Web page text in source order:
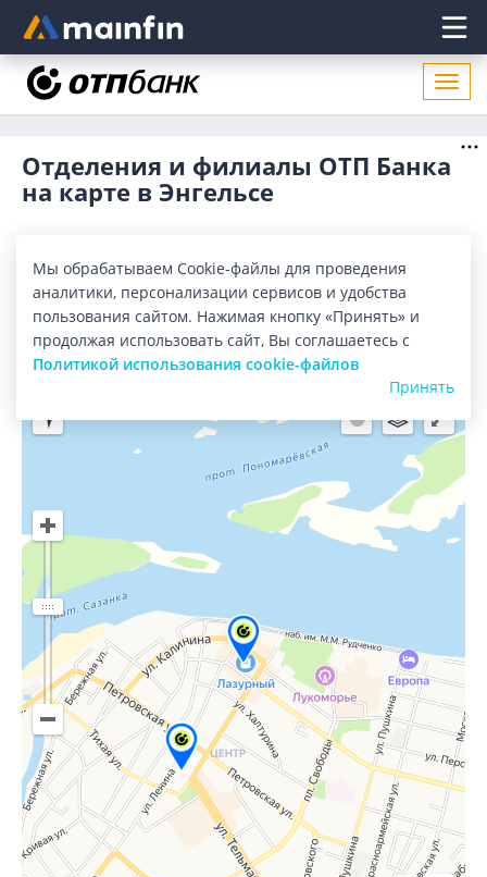
Главное меню
Отделения и филиалы ОТП Банка
на карте в Энгельсе
Город:Энгельс
Мы обрабатываем Cookie-файлы для проведения
аналитики, персонализации сервисов и удобства
пользования сайтом. Нажимая кнопку «Принять» и
продолжая использовать сайт, Вы соглашаетесь с
Политикой использования cookie-файлов
Принять